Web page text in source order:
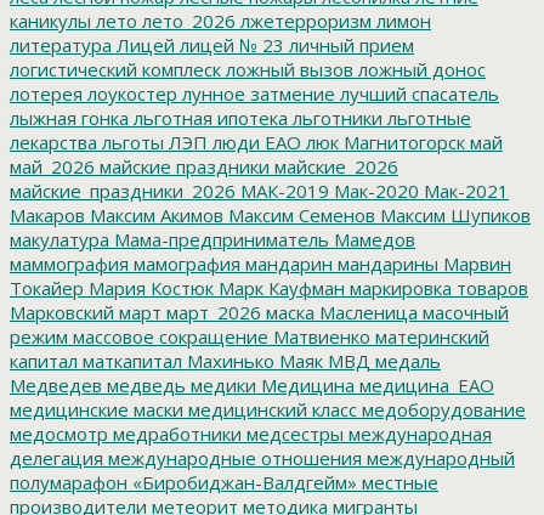
каникулы лето лето_2026 лжетерроризм лимон
литература Лицей лицей № 23 личный прием
логистический комплеск ложный вызов ложный донос
лотерея лоукостер лунное затмение лучший спасатель
лыжная гонка льготная ипотека льготники льготные
лекарства льготы ЛЭП люди ЕАО люк Магнитогорск май
май_2026 майские праздники майские_2026
майские_праздники_2026 МАК-2019 Мак-2020 Мак-2021
Макаров Максим Акимов Максим Семенов Максим Шупиков
макулатура Мама-предприниматель Мамедов
маммография мамография мандарин мандарины Марвин
Токайер Мария Костюк Марк Кауфман маркировка товаров
Марковский март март_2026 маска Масленица масочный
режим массовое сокращение Матвиенко материнский
капитал маткапитал Махинько Маяк МВД медаль
Медведев медведь медики Медицина медицина_ЕАО
медицинские маски медицинский класс медоборудование
медосмотр медработники медсестры международная
делегация международные отношения международный
полумарафон «Биробиджан-Валдгейм» местные
производители метеорит методика мигранты